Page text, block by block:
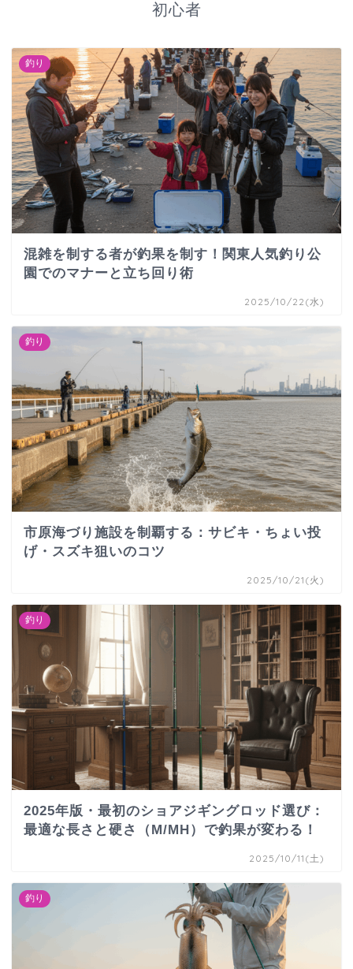
初心者
釣り
混雑を制する者が釣果を制す！関東人気釣り公
園でのマナーと立ち回り術
2025/10/22(水)
釣り
市原海づり施設を制覇する：サビキ・ちょい投
げ・スズキ狙いのコツ
2025/10/21(火)
釣り
2025年版・最初のショアジギングロッド選び：
最適な長さと硬さ（M/MH）で釣果が変わる！
2025/10/11(土)
釣り